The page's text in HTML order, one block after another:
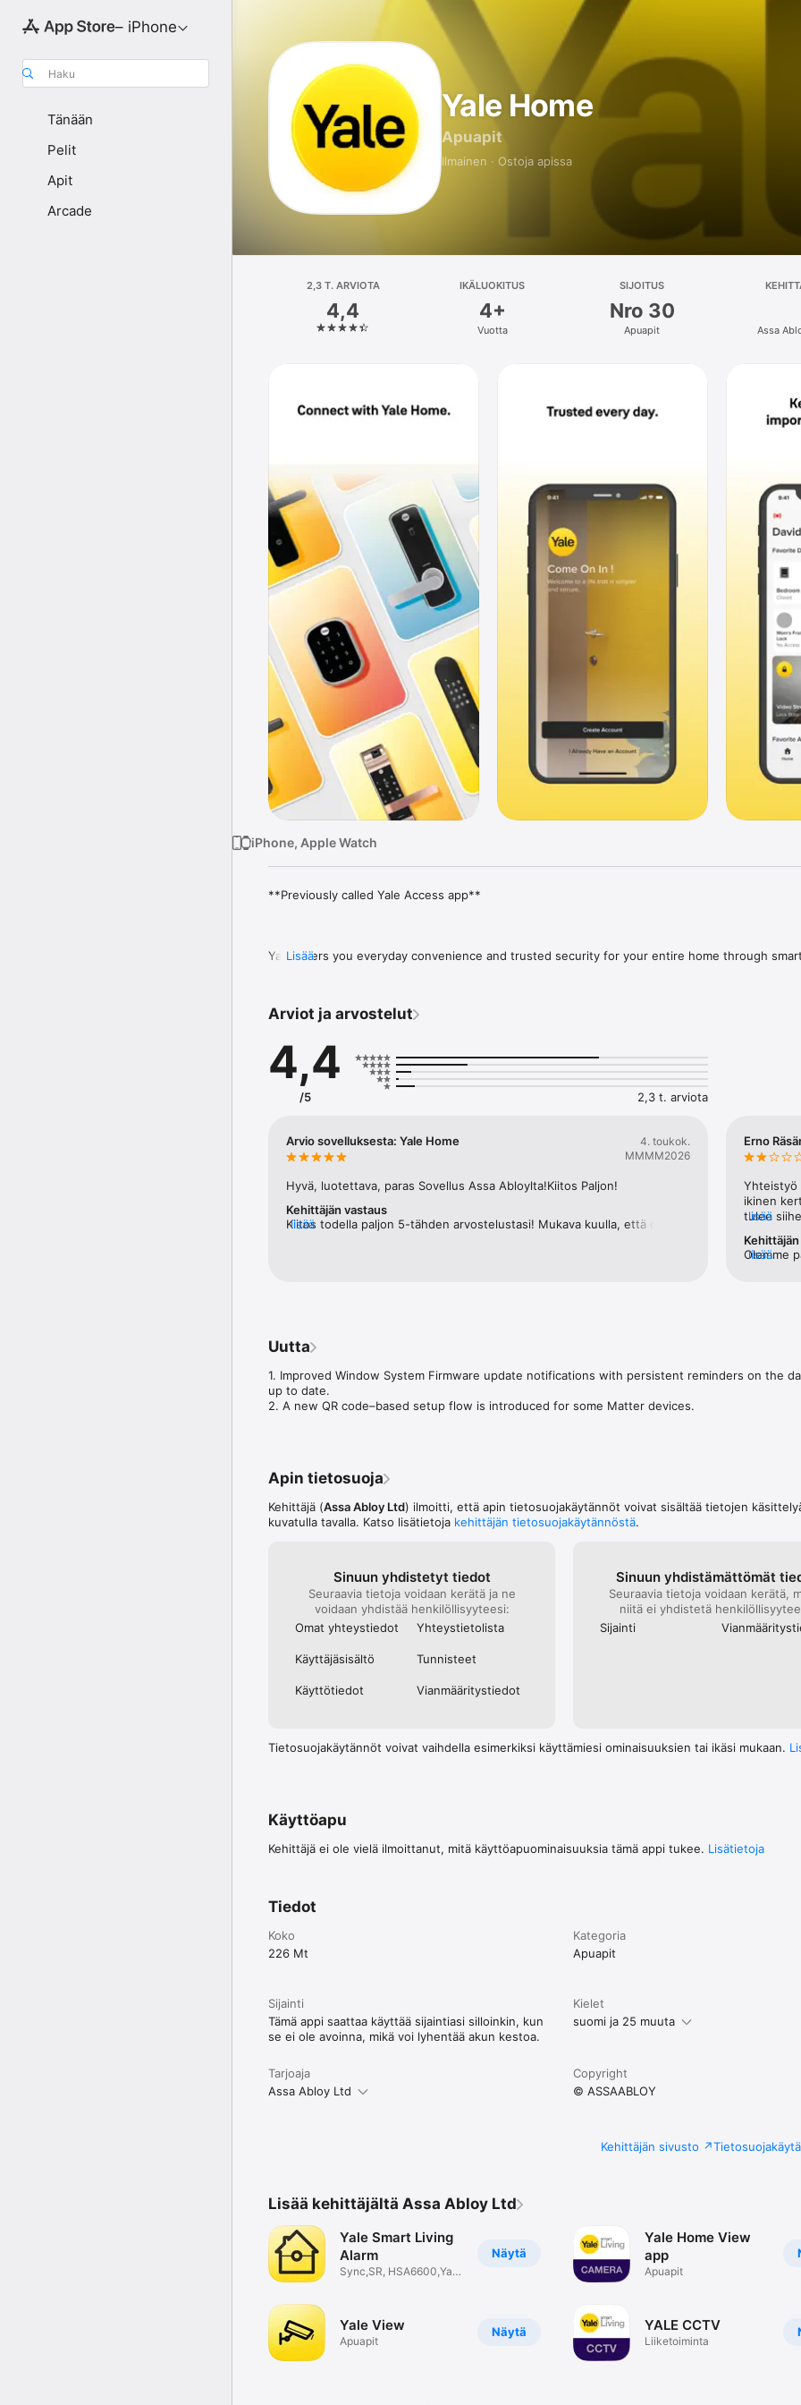
– iPhone
Haku
Tänään
Pelit
Apit
Arcade
Yale Home
Apuapit
Ilmainen · Ostoja apissa
2,3 T. ARVIOTA
4,4
IKÄLUOKITUS
4+
Vuotta
SIJOITUS
Nro 30
Apuapit Assa
iPhone, Apple Watch
**Previously called Yale Access app**
Yale offers you everyday convenience and trusted security for your entire home through
Module…
For a full list of compatible products in your region, visit yalehome.com
Lisää
Arviot ja arvostelut
4,4
/5 2,3 t. arviota
Arvio sovelluksesta: Yale Home
4. toukok.
MMMM2026
Hyvä, luotettava, paras Sovellus Assa Abloylta!Kiitos Paljon!
Kehittäjän vastaus
Kiitos todella paljon 5-tähden arvostelustasi! Mukava kuulla, että olet
lisää
Erno
Yhteistyö
ikinen
tulee
siihen
lisää
Olemme
lisää
Uutta
1. Improved Window System Firmware update notifications with persistent reminders on the
up to date.
2. A new QR code–based setup flow is introduced for some Matter devices.
Apin tietosuoja
Kehittäjä (Assa Abloy Ltd) ilmoitti, että apin tietosuojakäytännöt voivat sisältää tietojen
kuvatulla tavalla. Katso lisätietoja kehittäjän tietosuojakäytännöstä.
Sinuun yhdistetyt tiedot
Seuraavia tietoja voidaan kerätä ja ne
voidaan yhdistää henkilöllisyyteesi:
Omat yhteystiedot
Yhteystieto­lista
Käyttäjä­sisältö Tunnisteet
Käyttötiedot Vianmääritys­tiedot
Sinuun yhdistämät­tömät
Seuraavia tietoja voidaan kerätä,
niitä ei yhdistetä
Sijainti
Tietosuojakäytännöt voivat vaihdella esimerkiksi käyttämiesi ominaisuuksien tai ikäsi mukaan.
Käyttöapu
Kehittäjä ei ole vielä ilmoittanut, mitä käyttöapuominaisuuksia tämä appi tukee. Lisätietoja
Tiedot
Koko
226 Mt
Kategoria
Apuapit
Sijainti
Tämä appi saattaa käyttää sijaintiasi silloinkin, kun
se ei ole avoinna, mikä voi lyhentää akun kestoa.
Kielet
suomi ja 25 muuta
Tarjoaja
Assa Abloy Ltd
Copyright
© ASSAABLOY
Kehittäjän sivusto
Lisää kehittäjältä Assa Abloy Ltd
Näytä
Yale Smart Living
Alarm
Sync,SR, HSA6600,Yale
Näytä
Yale View
Apuapit
Yale Home View
app
Apuapit
YALE CCTV
Liiketoiminta